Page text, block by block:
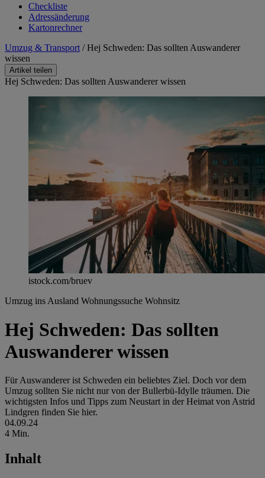
Checkliste
Adressänderung
Kartonrechner
Umzug & Transport / Hej Schweden: Das sollten Auswanderer
wissen
Artikel teilen
Hej Schweden: Das sollten Auswanderer wissen
istock.com/bruev
Umzug ins Ausland Wohnungssuche Wohnsitz
Hej Schweden: Das sollten
Auswanderer wissen
Für Auswanderer ist Schweden ein beliebtes Ziel. Doch vor dem
Umzug sollten Sie nicht nur von der Bullerbü-Idylle träumen. Die
wichtigsten Infos und Tipps zum Neustart in der Heimat von Astrid
Lindgren finden Sie hier.
04.09.24
4 Min.
Inhalt